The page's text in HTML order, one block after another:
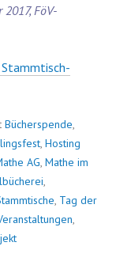
FöV-
Bücherspende,
, Hosting
AG, Mathe im
,
, Tag der
,